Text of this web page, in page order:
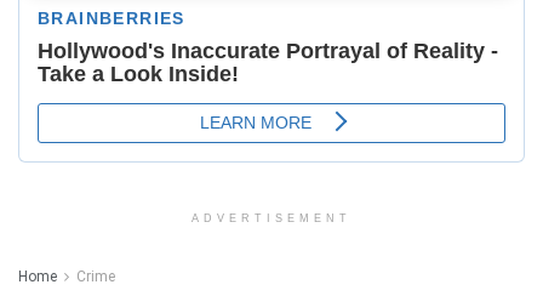
ADVERTISEMENT
Home Crime